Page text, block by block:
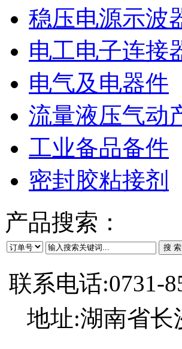
稳压电源示波
电工电子连接
电气及电器件
流量液压气动
工业备品备件
密封胶粘接剂
产品搜索：
联系电话:0731-
地址:湖南省长